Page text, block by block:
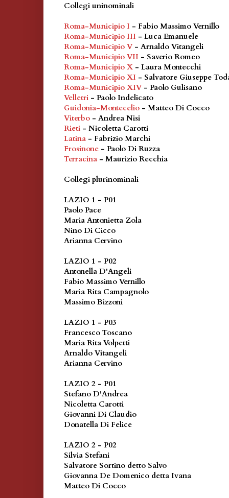
Collegi uninominali
Roma-Municipio I - Fabio Massimo Vernillo
Roma-Municipio III - Luca Emanuele
Roma-Municipio V- Arnaldo Vitangeli
Roma-Municipio VII - Saverio Romeo
Roma-Municipio X - Laura Montecchi
Roma-Municipio XI - Salvatore Giuseppe
Roma-Municipio XIV- Paolo Gulisano
Velletri - Paolo Indelicato
Guidonia-Montecelio - Matteo Di Cocco
Viterbo - Andrea Nisi
Rieti - Nicoletta Carotti
Latina - Fabrizio Marchi
Frosinone - Paolo Di Ruzza
Terracina - Maurizio Recchia
Collegi plurinominali
LAZIO 1 - P01
Paolo Pace
Maria Antonietta Zola
Nino Di Cicco
Arianna Cervino
LAZIO 1 - P02
Antonella D'Angeli
Fabio Massimo Vernillo
Maria Rita Campagnolo
Massimo Bizzoni
LAZIO 1 - P03
Francesco Toscano
Maria Rita Volpetti
Arnaldo Vitangeli
Arianna Cervino
LAZIO 2 - P01
Stefano D'Andrea
Nicoletta Carotti
Giovanni Di Claudio
Donatella Di Felice
LAZIO 2 - P02
Silvia Stefani
Salvatore Sortino detto Salvo
Giovanna De Domenico detta Ivana
Matteo Di Cocco